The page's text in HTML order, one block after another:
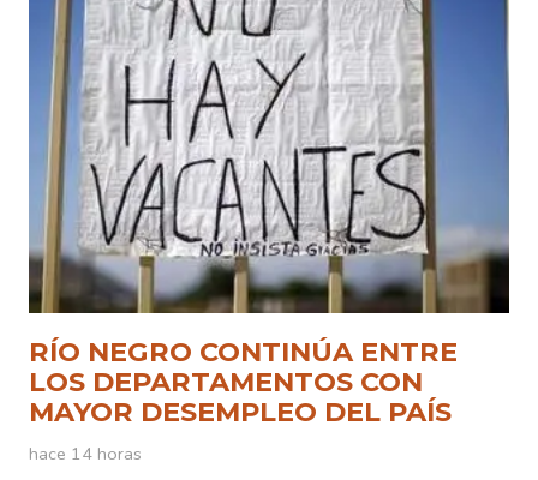
RÍO NEGRO CONTINÚA ENTRE
LOS DEPARTAMENTOS CON
MAYOR DESEMPLEO DEL PAÍS
hace 14 horas